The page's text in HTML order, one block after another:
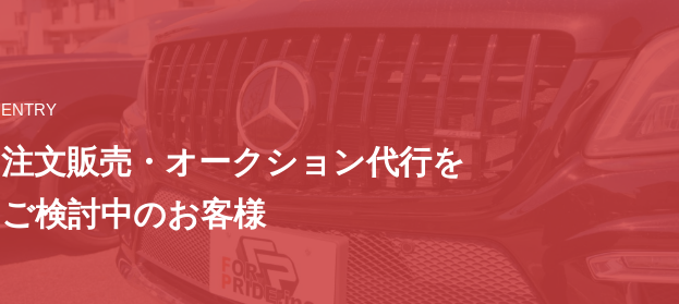
ENTRY
注文販売・オークション代行を
ご検討中のお客様